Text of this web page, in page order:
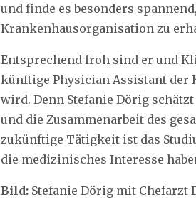
und finde es besonders
Krankenhausorganisation zu
Entsprechend froh sind er und
künftige Physician Assistant der
wird. Denn Stefanie Dörig
und die Zusammenarbeit des
zukünftige Tätigkeit ist das
die medizinisches Interesse
Bild: Stefanie Dörig mit Chefarzt